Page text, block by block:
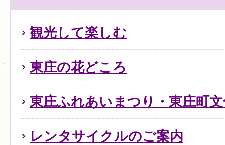
観光して楽しむ
東庄の花どころ
東庄ふれあいまつり・東庄町
レンタサイクルのご案内